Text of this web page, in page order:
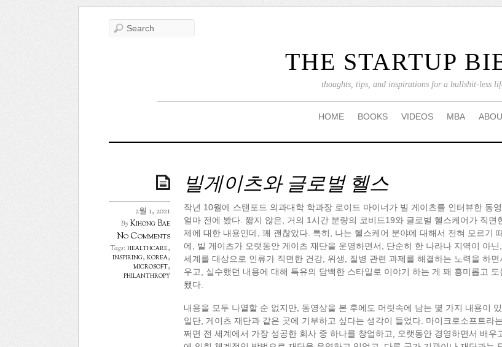
THE STARTUP
thoughts, tips, and inspirations for a bullshit-less
HOME BOOKS VIDEOS MBA
빌게이츠와 글로벌 헬스
2월 1, 2021
ByKihong Bae
No Comments
Tags:healthcare,
inspiring, korea,
microsoft,
philanthropy
작년 10월에 스탠포드 의과대학 학과장 로이드 마이너가 빌 게이츠를 인터뷰한 동
얼마 전에 봤다. 짧지 않은, 거의 1시간 분량의 코비드19와 글로벌 헬스케어가 직면
제에 대한 내용인데, 꽤 괜찮았다. 특히, 나는 헬스케어 분야에 대해서 전혀 모르기
에, 빌 게이츠가 오랫동안 게이츠 재단을 운영하면서, 단순히 한 나라나 지역이 아닌
세계를 대상으로 인류가 직면한 건강, 위생, 질병 관련 과제를 해결하는 노력을 하면
우고, 실수했던 내용에 대해 특유의 담백한 스타일로 이야기 하는 게 꽤 흥미롭고 도
됐다.
내용을 모두 나열할 순 없지만, 동영상을 본 후에도 머릿속에 남는 몇 가지 내용이 있
일단, 게이츠 재단과 같은 곳에 기부하고 싶다는 생각이 들었다. 마이크로소프트라
쩌면 전 세계에서 가장 성공한 회사 중 하나를 창업하고, 오랫동안 경영하면서 배우